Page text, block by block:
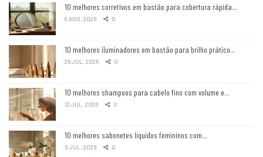
10 melhores corretivos em bastão para cobertura rápida…
9 AGO, 2026 0
10 melhores iluminadores em bastão para brilho prático…
26 JUL, 2026 0
10 melhores shampoos para cabelo fino com volume e…
12 JUL, 2026 0
10 melhores sabonetes líquidos femininos com…
5 JUL, 2026 0